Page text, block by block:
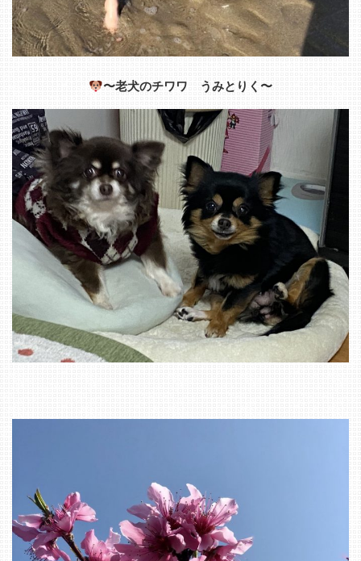
〜老犬のチワワ うみとりく〜